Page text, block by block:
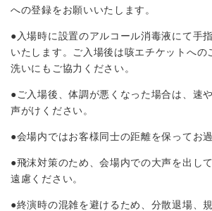
への登録をお願いいたします。
●入場時に設置のアルコール消毒液にて手
いたします。ご⼊場後は咳エチケットへの
洗いにもご協⼒ください。
●ご⼊場後、体調が悪くなった場合は、速
声がけください。
●会場内ではお客様同士の距離を保ってお
●飛沫対策のため、会場内での大声を出し
遠慮ください。
●終演時の混雑を避けるため、分散退場、